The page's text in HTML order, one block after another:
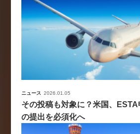
ニュース 2026.01.05
その投稿も対象に？米国、
の提出を必須化へ